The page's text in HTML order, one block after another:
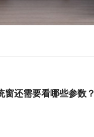
窗还需要看哪些参数？